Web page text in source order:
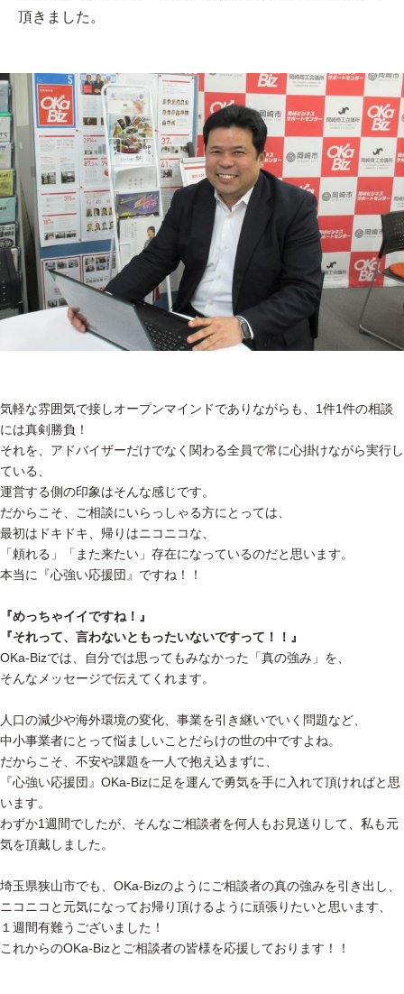
頂きました。
気軽な雰囲気で接しオープンマインドでありながらも、1件1件の相談
には真剣勝負！
それを、アドバイザーだけでなく関わる全員で常に心掛けながら実行し
ている、
運営する側の印象はそんな感じです。
だからこそ、ご相談にいらっしゃる方にとっては、
最初はドキドキ、帰りはニコニコな、
「頼れる」「また来たい」存在になっているのだと思います。
本当に『心強い応援団』ですね！！
『めっちゃイイですね！』
『それって、言わないともったいないですって！！』
OKa-Bizでは、自分では思ってもみなかった「真の強み」を、
そんなメッセージで伝えてくれます。
人口の減少や海外環境の変化、事業を引き継いでいく問題など、
中小事業者にとって悩ましいことだらけの世の中ですよね。
だからこそ、不安や課題を一人で抱え込まずに、
『心強い応援団』OKa-Bizに足を運んで勇気を手に入れて頂ければと思
います。
わずか1週間でしたが、そんなご相談者を何人もお見送りして、私も元
気を頂戴しました。
埼玉県狭山市でも、OKa-Bizのようにご相談者の真の強みを引き出し、
ニコニコと元気になってお帰り頂けるように頑張りたいと思います、
１週間有難うございました！
これからのOKa-Bizとご相談者の皆様を応援しております！！